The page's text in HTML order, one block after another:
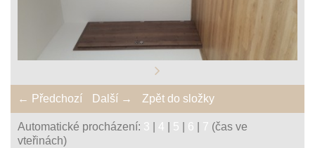
← Předchozí Další → Zpět do složky
Automatické procházení: 3 4 5 6 7 (čas ve
vteřinách)